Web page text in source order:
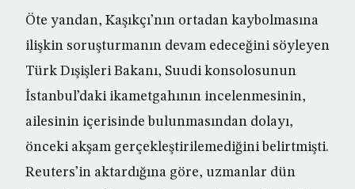
Öte yandan, Kaşıkçı’nın ortadan kaybolmasına
ilişkin soruşturmanın devam edeceğini söyleyen
Türk Dışişleri Bakanı, Suudi konsolosunun
İstanbul’daki ikametgahının incelenmesinin,
ailesinin içerisinde bulunmasından dolayı,
önceki akşam gerçekleştirilemediğini belirtmişti.
Reuters’in aktardığına göre, uzmanlar dün